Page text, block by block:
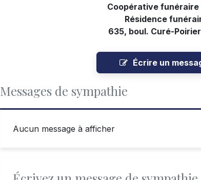
Coopérative funéraire
Résidence
635, boul. Curé-
Écrire un
Messages de sympathie
Aucun message à afficher